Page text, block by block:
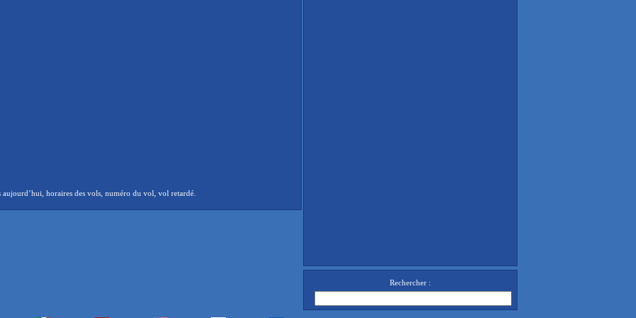
horaires des vols, numéro du vol, vol retardé.
Rechercher :